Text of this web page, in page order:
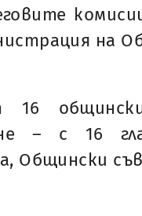
на
16
– с 16
Общински